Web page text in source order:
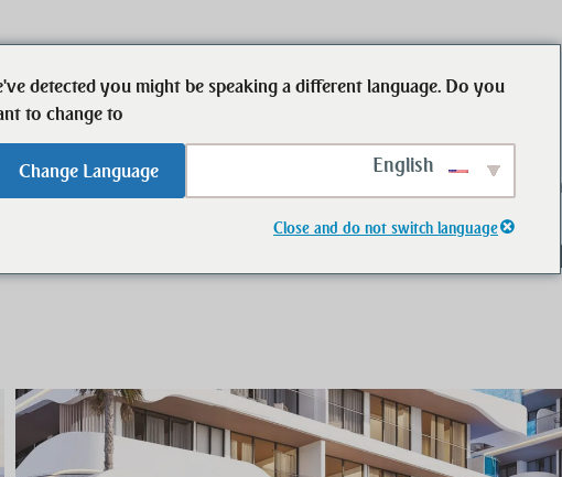
ابدأ العقارات الشخص الذي يمكن
Samana Ocean
Samana Ocean
detected you might be speaking a different language. Do you
to change to:
Change Language
Close and do not switch language